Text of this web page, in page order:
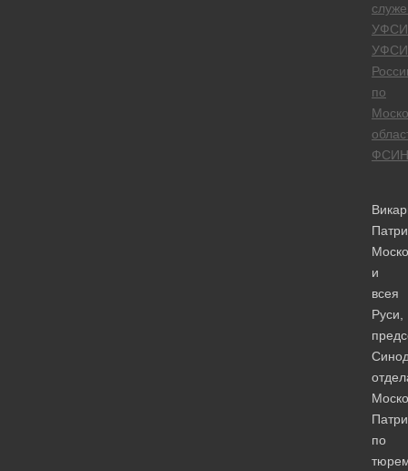
по
ФСИН
и
всея
Руси,
по